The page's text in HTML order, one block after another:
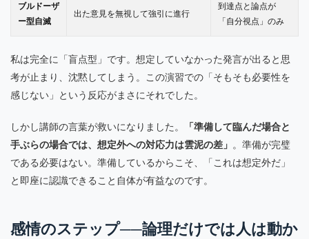
ブルドーザ
ー型自滅
出た意見を無視して強引に進行
到達点と論点が
「自分視点」のみ
私は完全に「盲点型」です。想定していなかった発言が出ると思
考が止まり、沈黙してしまう。この演習での「そもそも必要性を
感じない」という反応がまさにそれでした。
しかし講師の言葉が救いになりました。
「準備して臨んだ場合と
手ぶらの場合では、想定外への対応力は雲泥の差」 。準備が完璧
である必要はない。準備しているからこそ、「これは想定外だ」
と即座に認識できること自体が有益なのです。
感情のステップ──論理だけでは人は動か